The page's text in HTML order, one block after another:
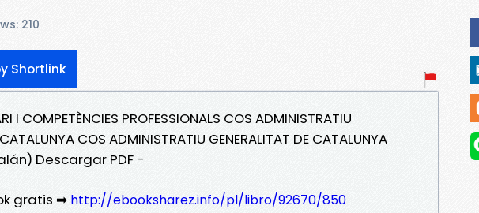
210
Shortlink
I COMPETÈNCIES PROFESSIONALS COS ADMINISTRATIU
COS ADMINISTRATIU GENERALITAT DE CATALUNYA
Descargar PDF -
gratis ➡ http://ebooksharez.info/pl/libro/92670/850